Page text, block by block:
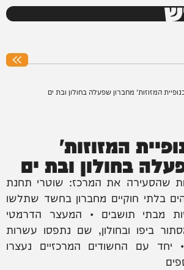
המזוזות' מחברון שפעלה בחולון ובת ים
המזוזות'
בחולון ובת ים
שהסעירה את המרכז: שוטרי תחנת
בלתי חוקיים מחברון בחשד שתלשו
מבתי תושבים • המעצר הדרמטי
ביפו ובחולון, שם נתפסו עשרות
• יחד עם החשודים המרכזיים נעצרו